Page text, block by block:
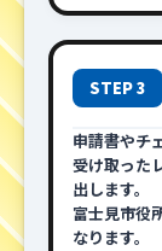
STEP 3
申請書やチ
受け取った
出します。
富士見市役
なります。